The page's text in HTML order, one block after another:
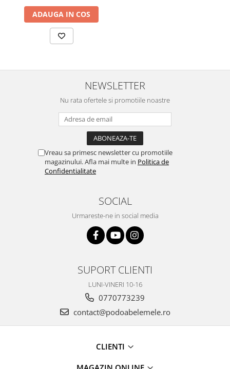
ADAUGA IN COS
NEWSLETTER
Nu rata ofertele si promotiile noastre
Vreau sa primesc newsletter cu promotiile
magazinului. Afla mai multe in Politica de
Confidentialitate
SOCIAL
Urmareste-ne in social media
SUPORT CLIENTI
LUNI-VINERI 10-16
0770773239
contact@podoabelemele.ro
CLIENTI